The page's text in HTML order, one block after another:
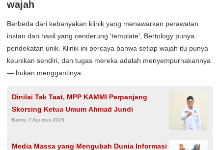
wajah
Berbeda dari kebanyakan klinik yang menawarkan perawatan
instan dan hasil yang cenderung ‘template’, Bertology punya
pendekatan unik. Klinik ini percaya bahwa setiap wajah itu punya
keunikan sendiri, dan tugas mereka adalah menyempurnakannya
— bukan menggantinya.
Dinilai Tak Taat, MPP KAMMI Perpanjang
Skorsing Ketua Umum Ahmad Jundi
Kamis, 7 Agustus 2025
Media Massa yang Mengubah Dunia Informasi